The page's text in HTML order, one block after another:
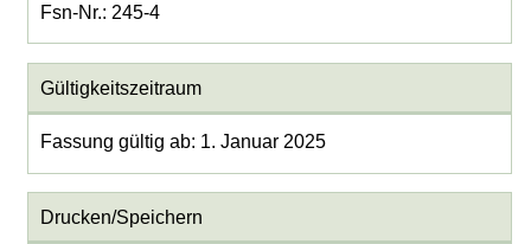
Fsn-Nr.: 245-4
Gültigkeitszeitraum
Fassung gültig ab: 1. Januar 2025
Drucken/Speichern